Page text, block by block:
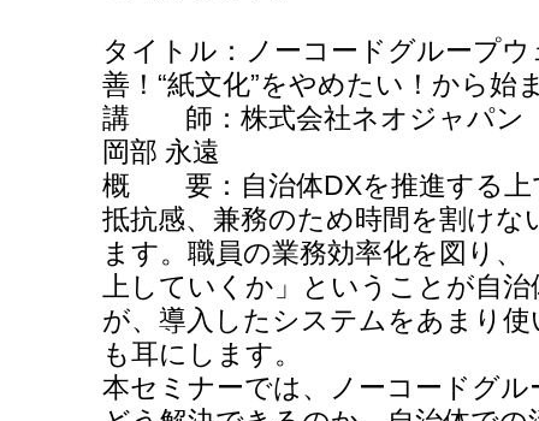
タイトル：ノーコードグループ
善！“紙文化”をやめたい！から始
講 師：株式会社ネオジャパ
岡部 永遠
概 要：自治体DXを推進する上
抵抗感、兼務のため時間を割け
ます。職員の業務効率化を図り
上していくか」ということが自
が、導入したシステムをあまり
も耳にします。
本セミナーでは、ノーコードグ